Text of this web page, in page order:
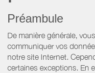
Préambule
De manière générale,
communiquer vos
notre site Internet.
certaines exceptions. En